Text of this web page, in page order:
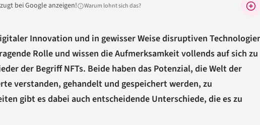
bei Google anzeigen! Warum lohnt sich das?
Innovation und in gewisser Weise disruptiven
Rolle und wissen die Aufmerksamkeit vollends auf sich zu
der Begriff NFTs. Beide haben das Potenzial, die Welt der
verstanden, gehandelt und gespeichert werden, zu
gibt es dabei auch entscheidende Unterschiede, die es zu